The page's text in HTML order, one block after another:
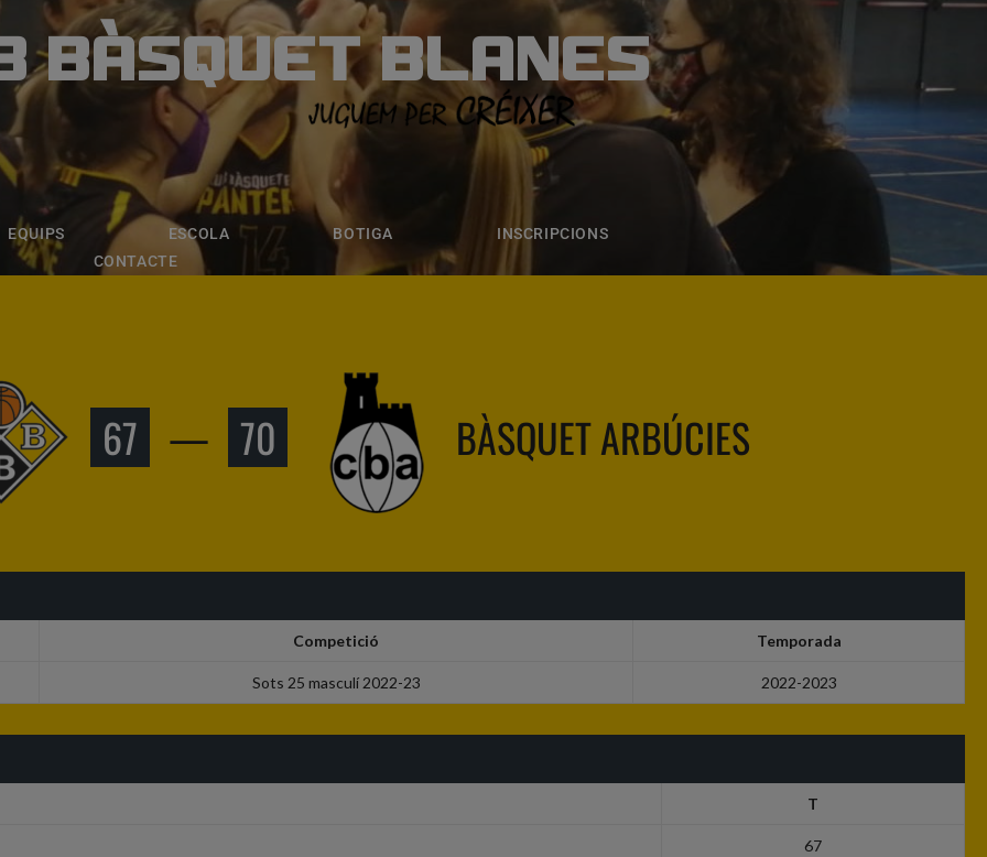
BÀSQUET BLANES
EQUIPS ESCOLA BOTIGA
INSCRIPCIONS
CONTACTE
BLANES
ESCOLA BOTIGA INSCRIPCIONS
67 — 70 BÀSQUET ARBÚCIES
Competició Temporada
Sots 25 masculí 2022-23 2022-2023
T
67